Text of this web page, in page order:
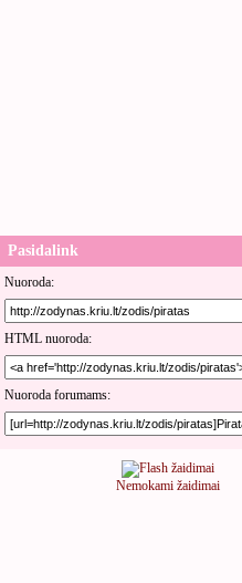
Pasidalink
Nuoroda:
HTML nuoroda:
Nuoroda forumams:
Nemokami žaidimai